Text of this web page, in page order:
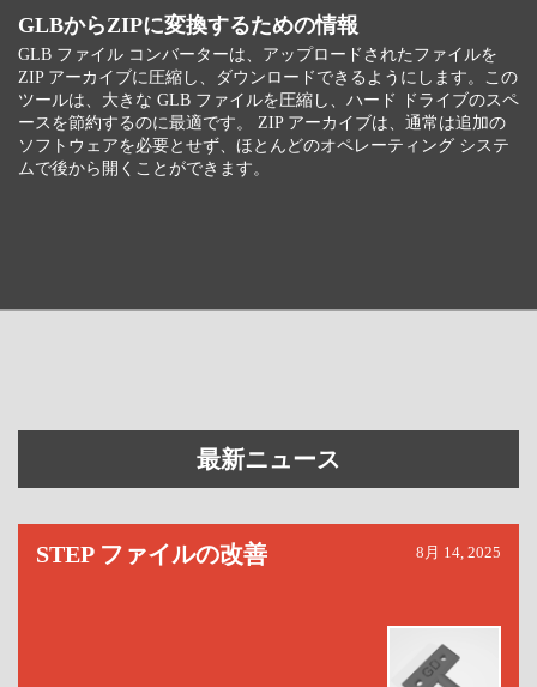
GLBからZIPに変換するための情報
GLB ファイル コンバーターは、アップロードされたファイルを
ZIP アーカイブに圧縮し、ダウンロードできるようにします。この
ツールは、大きな GLB ファイルを圧縮し、ハード ドライブのスペ
ースを節約するのに最適です。 ZIP アーカイブは、通常は追加の
ソフトウェアを必要とせず、ほとんどのオペレーティング システ
ムで後から開くことができます。
最新ニュース
STEP ファイルの改善 8月 14, 2025